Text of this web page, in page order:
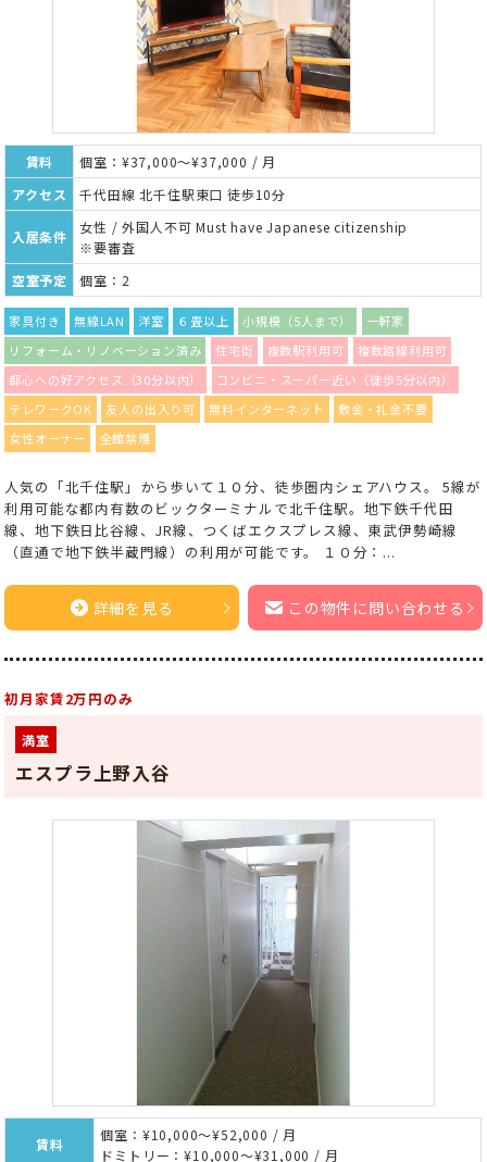
賃料
個室：¥37,000～¥37,000 / 月
アクセス
千代田線 北千住駅東口 徒歩10分
入居条件
女性 / 外国人不可 Must have Japanese citizenship
※要審査
空室予定
個室：2
家具付き 無線LAN 洋室 ６畳以上 小規模（5人まで）
一軒家
リフォーム・リノベーション済み
住宅街 複数駅利用可
複数路線利用可
都心への好アクセス（30分以内）
コンビニ・スーパー近い（徒歩5分以内）
テレワークOK
友人の出入り可 無料インターネット
敷金・礼金不要
女性オーナー
全館禁煙
人気の「北千住駅」から歩いて１０分、徒歩圏内シェアハウス。 5線が
利用可能な都内有数のビックターミナルで北千住駅。地下鉄千代田
線、地下鉄日比谷線、JR線、つくばエクスプレス線、東武伊勢崎線
（直通で地下鉄半蔵門線）の利用が可能です。 １０分：...
詳細を見る この物件に問い合わせる
初月家賃2万円のみ
満室
エスプラ上野入谷
賃料
個室：¥10,000～¥52,000 / 月
ドミトリー：¥10,000～¥31,000 / 月